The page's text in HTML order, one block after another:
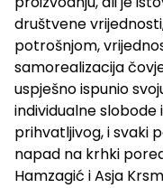
društvene
potrošnjom,
samorealizacija
uspješno ispunio
individualne
prihvatljivog, i svaki
napad na krhki
Hamzagić i Asja